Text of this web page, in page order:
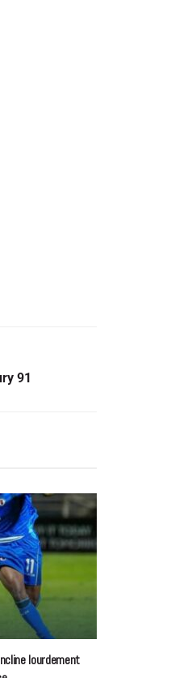
91
lourdement